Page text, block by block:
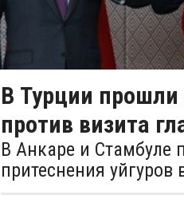
В Турции прошли
против визита
В Анкаре и Стамбуле
притеснения уйгуров